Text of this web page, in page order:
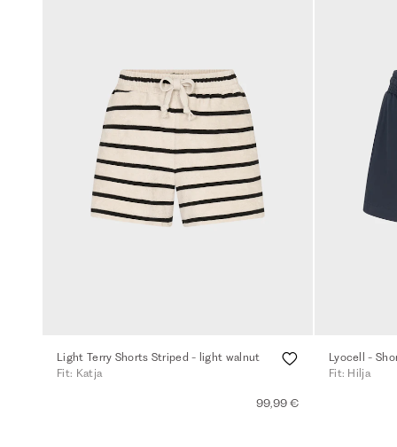
Light Terry Shorts Striped - light walnut
Fit: Katja
99,99 €
Lyocell -
Fit: Hilja